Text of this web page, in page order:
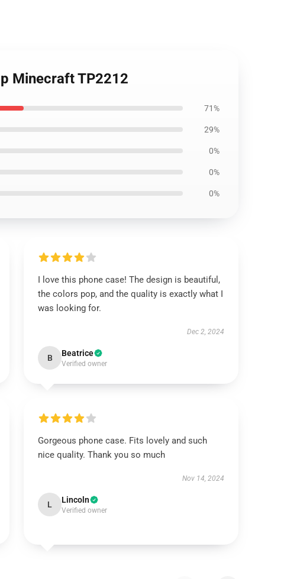
Minecraft TP2212
71%
29%
0%
0%
0%
I love this phone case! The design is beautiful,
the colors pop, and the quality is exactly what I
was looking for.
Dec 2, 2024
B Beatrice
Verified owner
Gorgeous phone case. Fits lovely and such
nice quality. Thank you so much
Nov 14, 2024
L Lincoln
Verified owner